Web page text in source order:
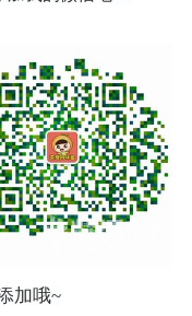
加哦~